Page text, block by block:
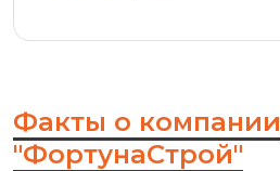
Факты о компании
"ФортунаСтрой"